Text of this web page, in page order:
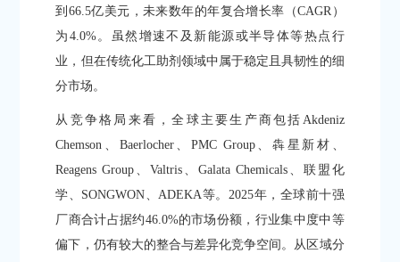
到66.5亿美元，未来数年的年复合增长率（CAGR）
为4.0%。虽然增速不及新能源或半导体等热点行
业，但在传统化工助剂领域中属于稳定且具韧性的细
分市场。
从竞争格局来看，全球主要生产商包括Akdeniz
Chemson、Baerlocher、PMC Group、犇星新材、
Reagens Group、Valtris、Galata Chemicals、联盟化
学、SONGWON、ADEKA等。2025年，全球前十强
厂商合计占据约46.0%的市场份额，行业集中度中等
偏下，仍有较大的整合与差异化竞争空间。从区域分